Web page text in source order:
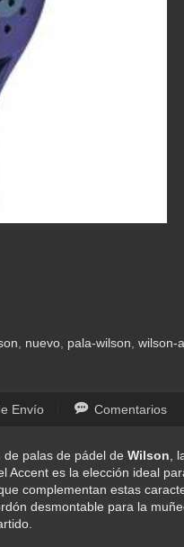
nuevo pala-wilson wilson-
Envío Comentarios
de palas de pádel de Wilson,
Accent es la elección ideal
complementan estas
desmontable para la